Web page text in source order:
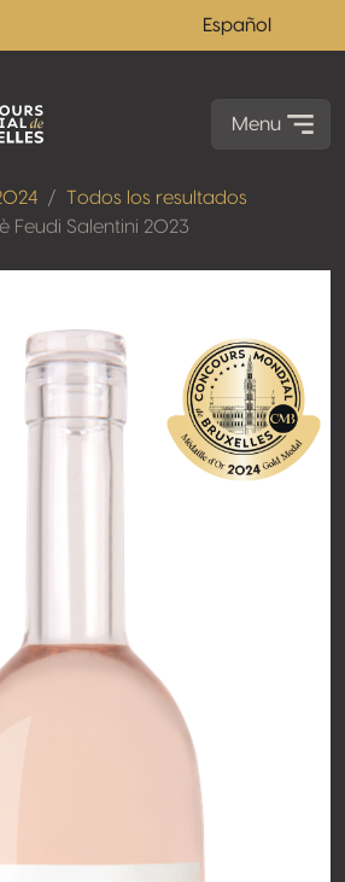
Español
Menu
Todos los resultados
Feudi Salentini 2023